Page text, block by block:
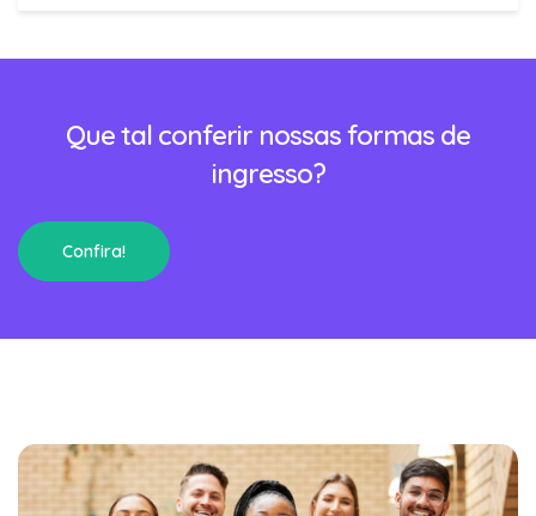
Que tal conferir nossas formas de
ingresso?
Confira!